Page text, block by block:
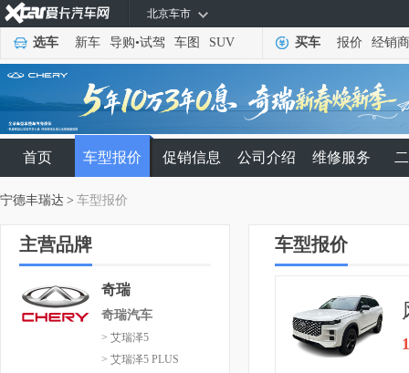
北京车市
选车 新车 导购•试驾 车图 SUV 买车 报价 经销商
首页 车型报价 促销信息 公司介绍 维修服务
宁德丰瑞达 > 车型报价
主营品牌
奇瑞
奇瑞汽车
> 艾瑞泽5
> 艾瑞泽5 PLUS
车型报价